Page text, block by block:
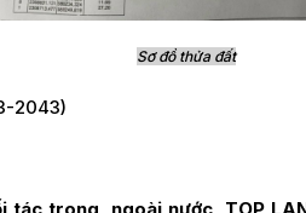
Sơ đồ thửa đất
2043)